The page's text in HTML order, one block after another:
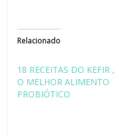
Relacionado
18 RECEITAS DO KEFIR ,
O MELHOR ALIMENTO
PROBIÓTICO